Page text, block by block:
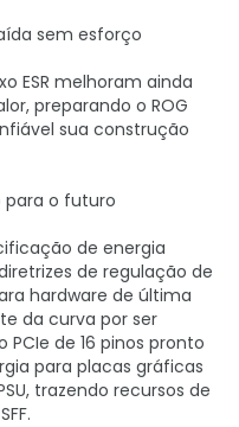
sem esforço
ESR melhoram ainda
preparando o ROG
sua construção
para o futuro
de energia
de regulação de
hardware de última
da curva por ser
de 16 pinos pronto
para placas gráficas
trazendo recursos de